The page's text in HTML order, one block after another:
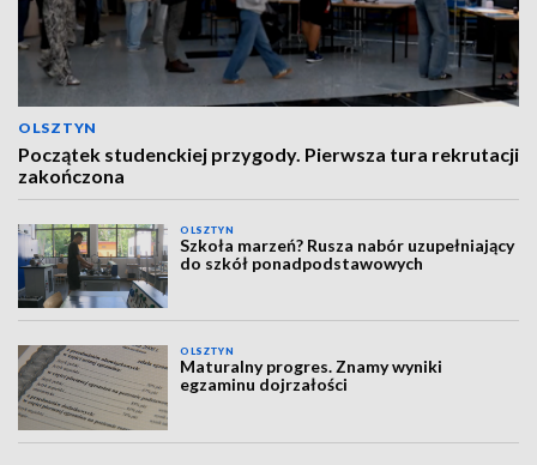
OLSZTYN
Początek studenckiej przygody. Pierwsza tura rekrutacji
zakończona
OLSZTYN
Szkoła marzeń? Rusza nabór uzupełniający
do szkół ponadpodstawowych
OLSZTYN
Maturalny progres. Znamy wyniki
egzaminu dojrzałości